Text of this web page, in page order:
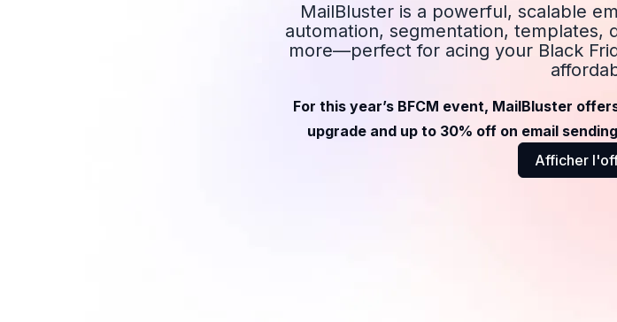
MailBluster is a powerful, scalable
automation, segmentation, templates,
more—perfect for acing your Black
For this year’s BFCM event, MailBluster
upgrade and up to 30% off on email
Afficher